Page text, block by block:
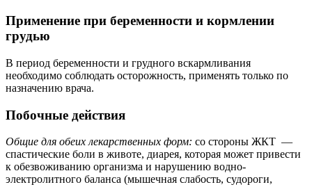
Применение при беременности и кормлении
грудью
В период беременности и грудного вскармливания
необходимо соблюдать осторожность, применять только по
назначению врача.
Побочные действия
Общие для обеих лекарственных форм: со стороны ЖКТ —
спастические боли в животе, диарея, которая может привести
к обезвоживанию организма и нарушению водно-
электролитного баланса (мышечная слабость, судороги,